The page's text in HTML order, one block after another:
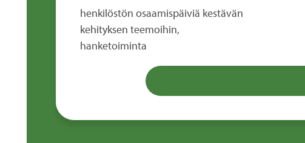
henkilöstön osaamispäiviä kestävän
kehityksen teemoihin,
hanketoiminta